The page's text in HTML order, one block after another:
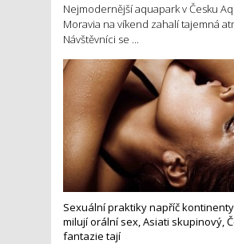
Nejmodernější aquapark v Česku
Moravia na víkend zahalí tajemná
Návštěvníci se ...
Sexuální praktiky napříč
milují orální sex, Asiati skupinový,
fantazie tají